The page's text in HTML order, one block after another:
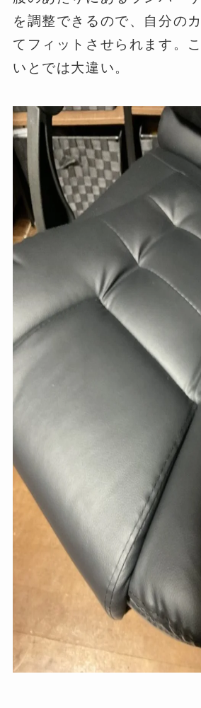
を調整できるので、自分の
てフィットさせられます。
いとでは大違い。